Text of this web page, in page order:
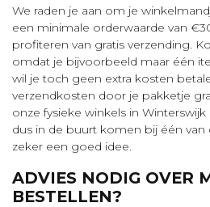
We raden je aan om je
een minimale orderwaarde van
profiteren van gratis verzending.
omdat je bijvoorbeeld maar één
wil je toch geen extra kosten
verzendkosten door je pakketje
onze fysieke winkels in
dus in de buurt komen bij één van
zeker een goed idee.
ADVIES NODIG OVER
BESTELLEN?